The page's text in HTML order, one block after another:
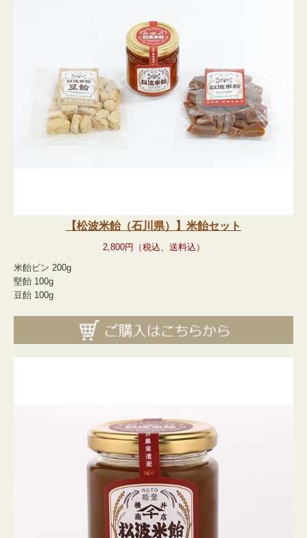
【松波米飴（石川県）】 米飴セット
2,800円（税込、送料込 ）
米飴ビン 200g
堅飴 100g
豆飴 100g